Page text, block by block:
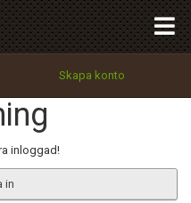
Skapa konto
inloggad!
in
Tillbaka till förstasidan